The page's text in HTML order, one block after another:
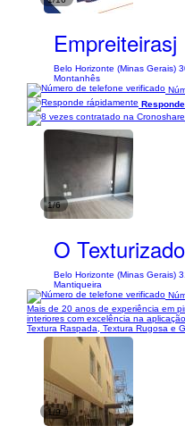
Empreiteirasj
Belo Horizonte (Minas Gerais)
Montanhês
1/6
O
Belo Horizonte (Minas Gerais)
Mantiqueira
Mais de 20 anos de experiência em
interiores com excelência na
Textura Raspada, Textura Rugosa e
1/9